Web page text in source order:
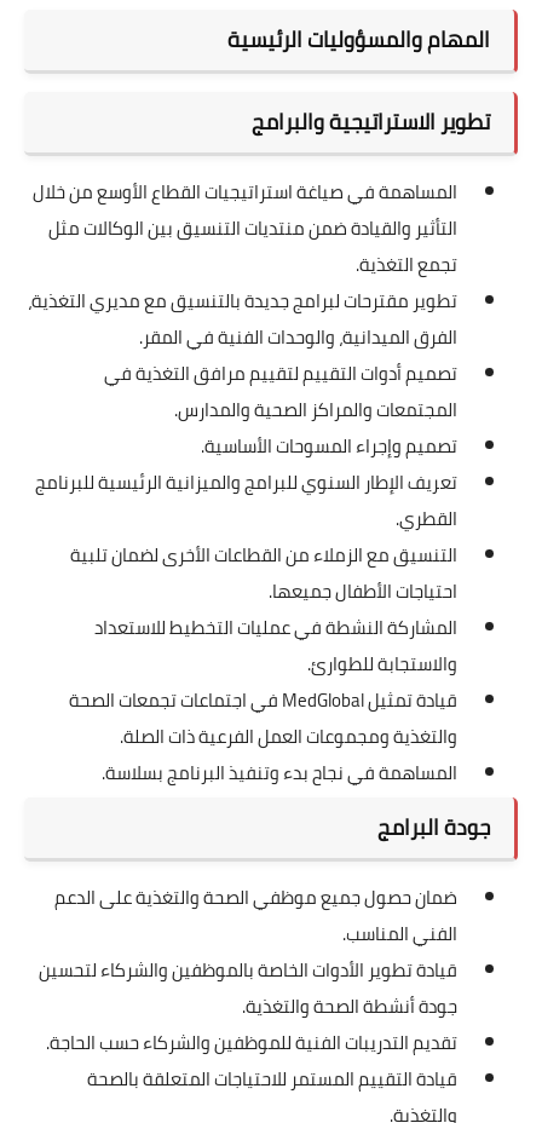
المهام والمسؤوليات الرئيسية
تطوير الاستراتيجية والبرامج
المساهمة في صياغة استراتيجيات القطاع الأوسع من خلال
التأثير والقيادة ضمن منتديات التنسيق بين الوكالات مثل
تجمع التغذية.
تطوير مقترحات لبرامج جديدة بالتنسيق مع مديري التغذية،
الفرق الميدانية، والوحدات الفنية في المقر.
تصميم أدوات التقييم لتقييم مرافق التغذية في
المجتمعات والمراكز الصحية والمدارس.
تصميم وإجراء المسوحات الأساسية.
تعريف الإطار السنوي للبرامج والميزانية الرئيسية للبرنامج
القطري.
التنسيق مع الزملاء من القطاعات الأخرى لضمان تلبية
احتياجات الأطفال جميعها.
المشاركة النشطة في عمليات التخطيط للاستعداد
والاستجابة للطوارئ.
قيادة تمثيل MedGlobal في اجتماعات تجمعات الصحة
والتغذية ومجموعات العمل الفرعية ذات الصلة.
المساهمة في نجاح بدء وتنفيذ البرنامج بسلاسة.
جودة البرامج
ضمان حصول جميع موظفي الصحة والتغذية على الدعم
الفني المناسب.
قيادة تطوير الأدوات الخاصة بالموظفين والشركاء لتحسين
جودة أنشطة الصحة والتغذية.
تقديم التدريبات الفنية للموظفين والشركاء حسب الحاجة.
قيادة التقييم المستمر للاحتياجات المتعلقة بالصحة
والتغذية.